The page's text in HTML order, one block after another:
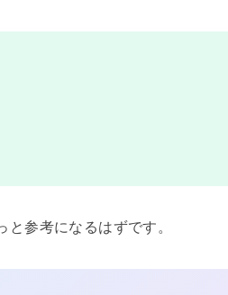
参考になるはずです。